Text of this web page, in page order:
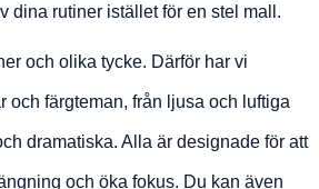
dina rutiner istället för en stel mall.
och olika tycke. Därför har vi
och färgteman, från ljusa och luftiga
dramatiska. Alla är designade för att
och öka fokus. Du kan även